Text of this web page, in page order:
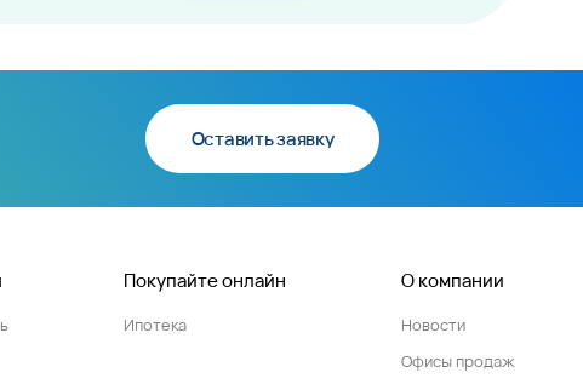
Оставить заявку
Покупайте онлайн
Ипотека
О компании
Новости
Офисы продаж